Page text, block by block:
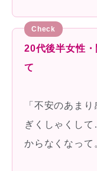
20代後半女性
て
「不安のあま
ぎくしゃくし
からなくなって